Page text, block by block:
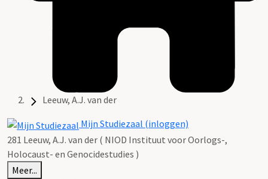
Leeuw, A.J. van der
Mijn Studiezaal (inloggen)
281 Leeuw, A.J. van der ( NIOD Instituut voor Oorlogs-,
Holocaust- en Genocidestudies )
Meer...